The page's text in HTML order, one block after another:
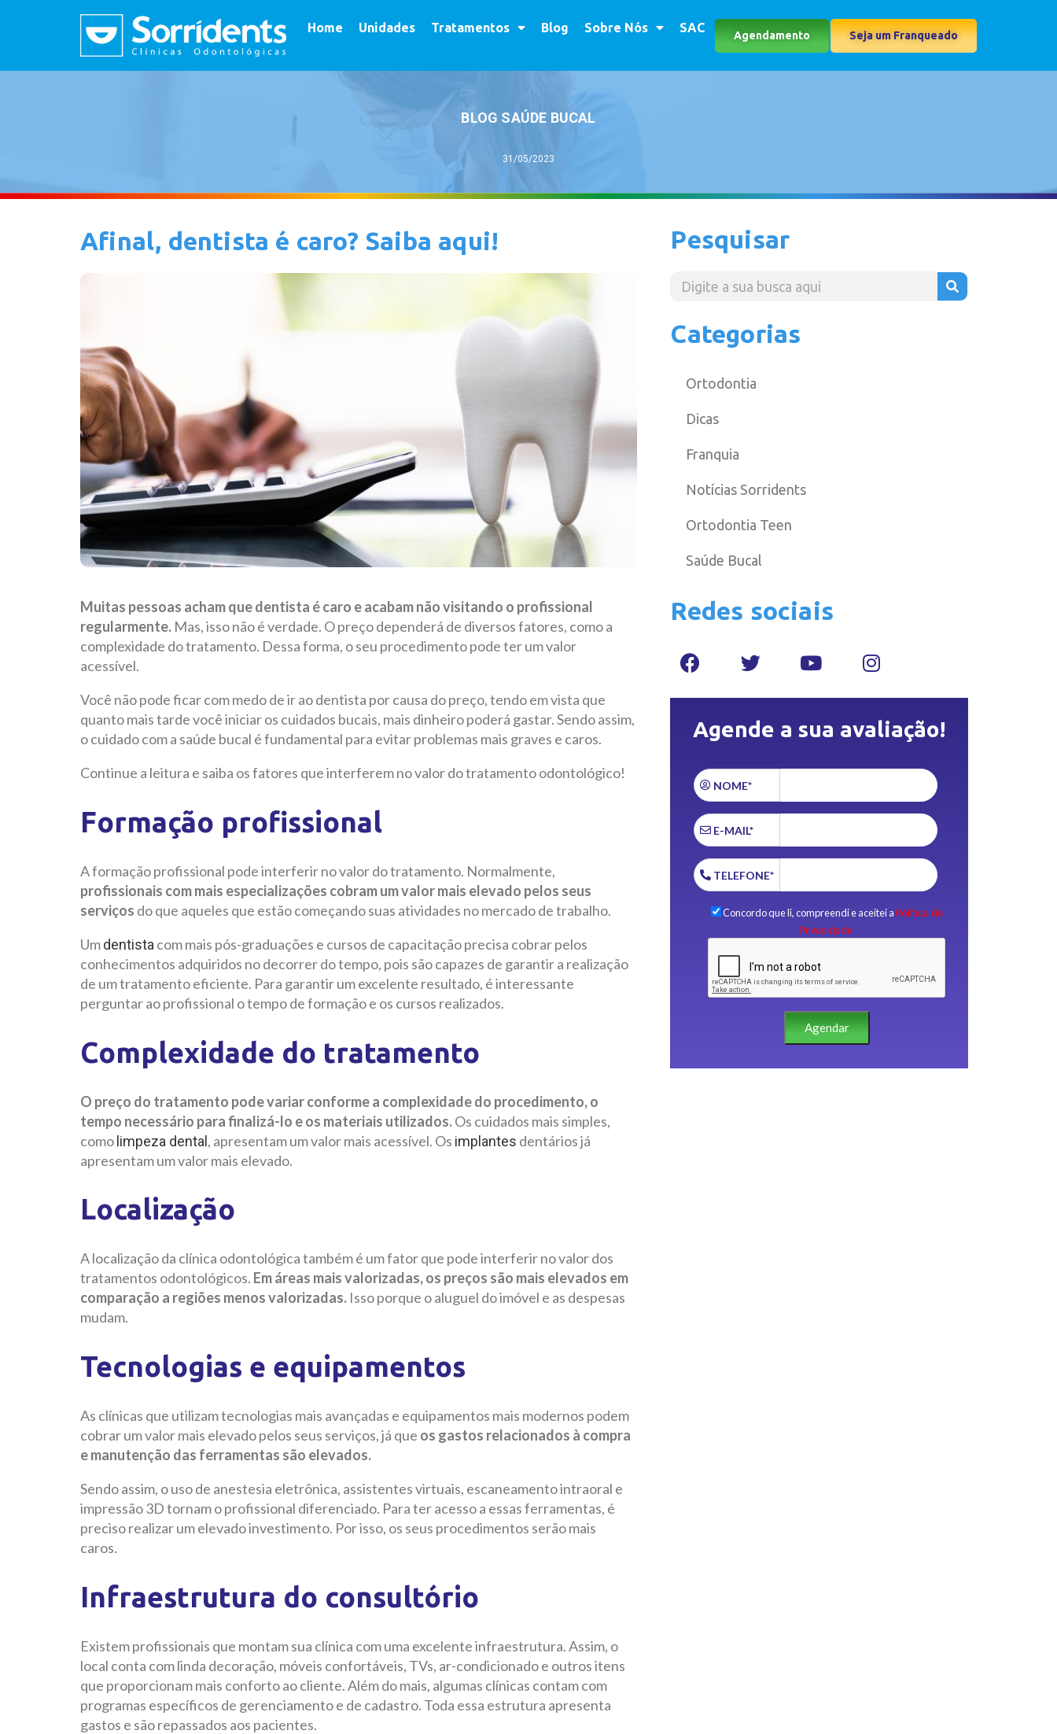
Home Unidades Tratamentos Blog Sobre Nós SAC
Agendamento Seja um Franqueado
BLOG SAÚDE BUCAL
31/05/2023
Afinal, dentista é caro? Saiba aqui!
Muitas pessoas acham que dentista é caro e acabam não visitando o profissional
regularmente. Mas, isso não é verdade. O preço dependerá de diversos fatores, como a
complexidade do tratamento. Dessa forma, o seu procedimento pode ter um valor
acessível.
Você não pode ficar com medo de ir ao dentista por causa do preço, tendo em vista que
quanto mais tarde você iniciar os cuidados bucais, mais dinheiro poderá gastar. Sendo assim,
o cuidado com a saúde bucal é fundamental para evitar problemas mais graves e caros.
Continue a leitura e saiba os fatores que interferem no valor do tratamento odontológico!
Formação profissional
A formação profissional pode interferir no valor do tratamento. Normalmente,
profissionais com mais especializações cobram um valor mais elevado pelos seus
serviços do que aqueles que estão começando suas atividades no mercado de trabalho.
Umdentista com mais pós-graduações e cursos de capacitação precisa cobrar pelos
conhecimentos adquiridos no decorrer do tempo, pois são capazes de garantir a realização
de um tratamento eficiente. Para garantir um excelente resultado, é interessante
perguntar ao profissional o tempo de formação e os cursos realizados.
Complexidade do tratamento
O preço do tratamento pode variar conforme a complexidade do procedimento, o
tempo necessário para finalizá-lo e os materiais utilizados.Os cuidados mais simples,
comolimpeza dental, apresentam um valor mais acessível. Os implantes dentários já
apresentam um valor mais elevado.
Localização
A localização da clínica odontológica também é um fator que pode interferir no valor dos
tratamentos odontológicos. Em áreas mais valorizadas, os preços são mais elevados em
comparação a regiões menos valorizadas. Isso porque o aluguel do imóvel e as despesas
mudam.
Tecnologias e equipamentos
As clínicas que utilizam tecnologias mais avançadas e equipamentos mais modernos podem
cobrar um valor mais elevado pelos seus serviços, já que os gastos relacionados à compra
e manutenção das ferramentas são elevados.
Sendo assim, o uso de anestesia eletrônica, assistentes virtuais, escaneamento intraoral e
impressão 3D tornam o profissional diferenciado. Para ter acesso a essas ferramentas, é
preciso realizar um elevado investimento. Por isso, os seus procedimentos serão mais
caros.
Infraestrutura do consultório
Existem profissionais que montam sua clínica com uma excelente infraestrutura. Assim, o
local conta com linda decoração, móveis confortáveis, TVs, ar-condicionado e outros itens
que proporcionam mais conforto ao cliente. Além do mais, algumas clínicas contam com
programas específicos de gerenciamento e de cadastro. Toda essa estrutura apresenta
gastos e são repassados aos pacientes.
Pesquisar
Categorias
Ortodontia
Dicas
Franquia
Notícias Sorridents
Ortodontia Teen
Saúde Bucal
Redes sociais
Agende a sua avaliação!
NOME*
E-MAIL*
TELEFONE*
Concordo que li, compreendi e aceitei aPolítica de
Privacidade.
Agendar